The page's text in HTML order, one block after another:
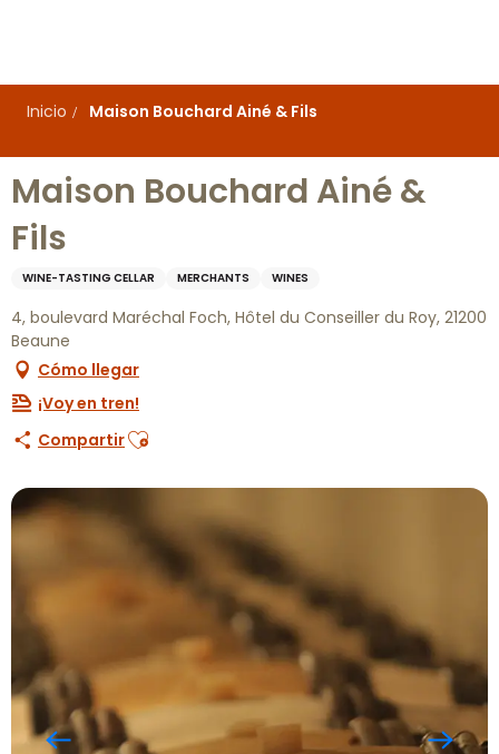
principal
Inicio
Maison Bouchard Ainé & Fils
Maison Bouchard Ainé &
Fils
WINE-TASTING CELLAR MERCHANTS WINES
4, boulevard Maréchal Foch, Hôtel du Conseiller du Roy, 21200
Beaune
Cómo llegar
¡Voy en tren!
CompartirAjouter aux favoris